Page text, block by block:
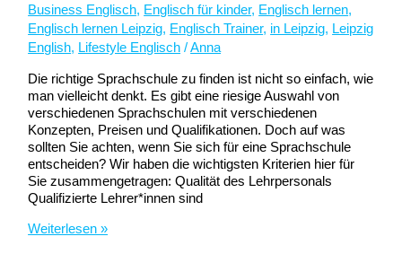
Business Englisch, Englisch für kinder, Englisch lernen,
Englisch lernen Leipzig, Englisch Trainer, in Leipzig, Leipzig
English, Lifestyle Englisch /Anna
Die richtige Sprachschule zu finden ist nicht so einfach, wie
man vielleicht denkt. Es gibt eine riesige Auswahl von
verschiedenen Sprachschulen mit verschiedenen
Konzepten, Preisen und Qualifikationen. Doch auf was
sollten Sie achten, wenn Sie sich für eine Sprachschule
entscheiden? Wir haben die wichtigsten Kriterien hier für
Sie zusammengetragen: Qualität des Lehrpersonals
Qualifizierte Lehrer*innen sind
6
Weiterlesen »